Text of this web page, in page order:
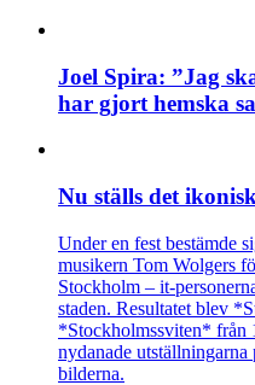
Joel Spira: ”Jag
har gjort hemska
Nu ställs det
Under en fest bestämde
musikern Tom Wolgers
Stockholm – it-
staden. Resultatet blev
*Stockholmssviten* från
nydanade
bilderna.